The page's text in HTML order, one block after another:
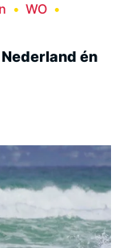
WO
én